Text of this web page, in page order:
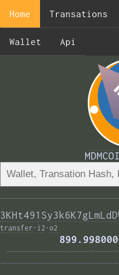
Home Transations
Wallet Api
transfer · i2 · o2